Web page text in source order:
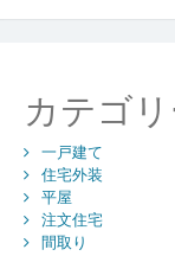
カテゴ
一戸建て
住宅外装
平屋
注文住宅
間取り